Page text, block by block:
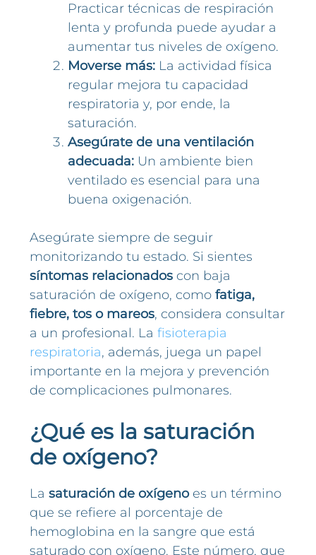
Practicar técnicas de respiración
lenta y profunda puede ayudar a
aumentar tus niveles de oxígeno.
Moverse más: La actividad física
regular mejora tu capacidad
respiratoria y, por ende, la
saturación.
Asegúrate de una ventilación
adecuada: Un ambiente bien
ventilado es esencial para una
buena oxigenación.
Asegúrate siempre de seguir
monitorizando tu estado. Si sientes
síntomas relacionados con baja
saturación de oxígeno, comofatiga,
fiebre, tos o mareos, considera consultar
a un profesional. Lafisioterapia
respiratoria, además, juega un papel
importante en la mejora y prevención
de complicaciones pulmonares.
¿Qué es la saturación
de oxígeno?
Lasaturación de oxígenoes un término
que se refiere al porcentaje de
hemoglobina en la sangre que está
saturado con oxígeno. Este número, que